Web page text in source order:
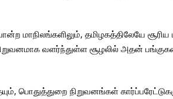
மாநிலங்களிலும், தமிழகத்திலேயே
வளர்ந்துள்ள சூழலில் அதன்
நிறுவனங்கள்